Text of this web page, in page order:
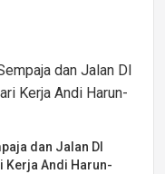
dan Jalan DI
Kerja Andi Harun-